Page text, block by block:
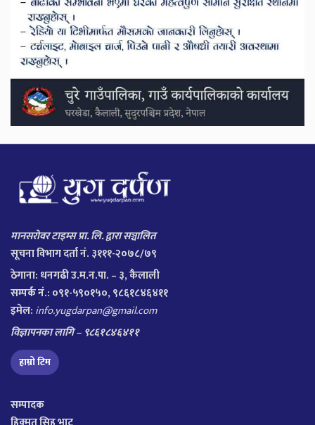
मानसरोवर टाइम्स प्रा. लि. द्वारा सञ्चालित
सूचना विभाग दर्ता नं. ३१११-२०७८/७९
ठेगाना: धनगढी उ.म.न.पा. – ३, कैलाली
सम्पर्क नं.: ०९१-५९०१५०, ९८६१८४६४११
इमेल: info.yugdarpan@gmail.com
विज्ञापनका लागि – ९८६१८४६४११
हाम्रो टिम
सम्पादक